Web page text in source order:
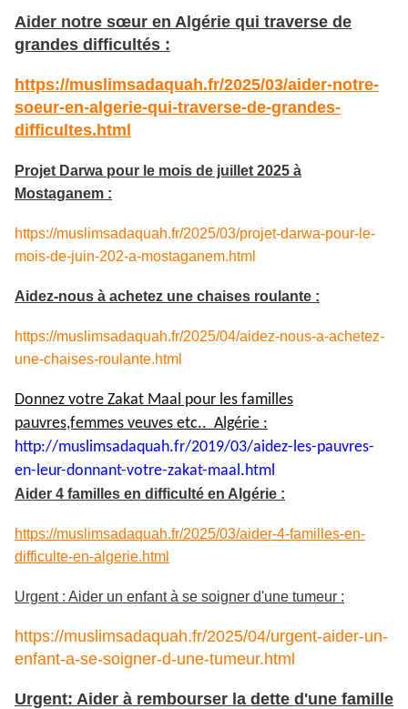
Aider notre sœur en Algérie qui traverse de
grandes difficultés :
https://muslimsadaquah.fr/2025/03/aider-notre-
soeur-en-algerie-qui-traverse-de-grandes-
difficultes.html
Projet Darwa pour le mois de juillet 2025 à
Mostaganem :
https://muslimsadaquah.fr/2025/03/projet-darwa-pour-le-
mois-de-juin-202-a-mostaganem.html
Aidez-nous à achetez une chaises roulante :
https://muslimsadaquah.fr/2025/04/aidez-nous-a-achetez-
une-chaises-roulante.html
Donnez votre Zakat Maal pour les familles
pauvres,femmes veuves etc.. Algérie :
http://muslimsadaquah.fr/2019/03/aidez-les-pauvres-
en-leur-donnant-votre-zakat-maal.html
Aider 4 familles en difficulté en Algérie :
https://muslimsadaquah.fr/2025/03/aider-4-familles-en-
difficulte-en-algerie.html
Urgent : Aider un enfant à se soigner d'une tumeur :
https://muslimsadaquah.fr/2025/04/urgent-aider-un-
enfant-a-se-soigner-d-une-tumeur.html
Urgent: Aider à rembourser la dette d'une famille